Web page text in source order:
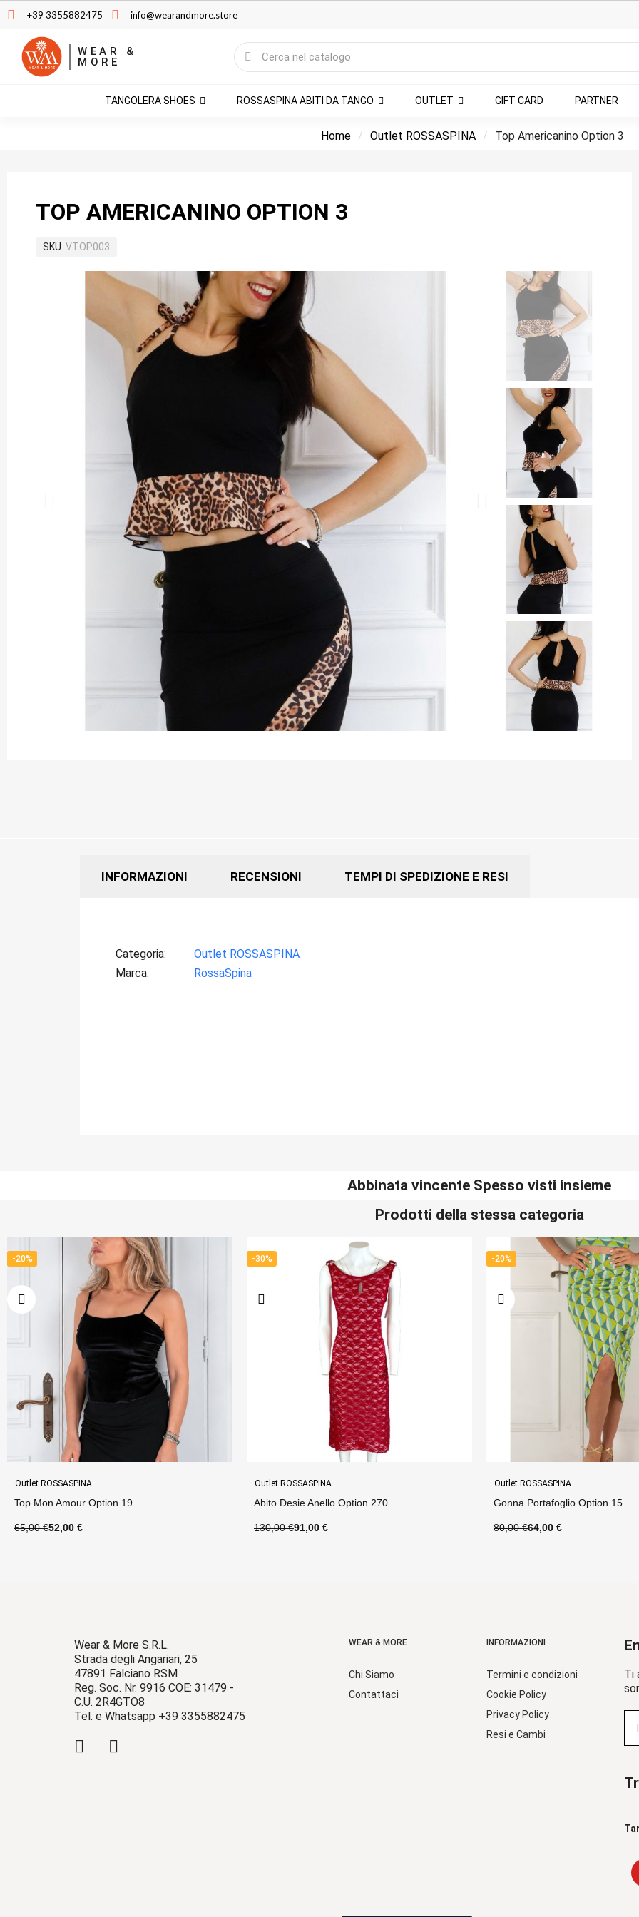
+39 3355882475 info@wearandmore.store
WEAR &
MORE
TANGOLERA SHOES ROSSASPINA ABITI DA TANGO OUTLET GIFT CARD PARTNER
Home Outlet ROSSASPINA Top Americanino Option 3
TOP AMERICANINO OPTION 3
SKU VTOP003
INFORMAZIONI RECENSIONI TEMPI DI SPEDIZIONE E RESI
Categoria
Outlet ROSSASPINA
Marca
RossaSpina
Abbinata vincente Spesso visti insieme
Prodotti della stessa categoria
-30%
Outlet ROSSASPINA
Abito Desie Anello Option 270
130,00 €91,00 €
-20%
Outlet ROSSASPINA
Gonna Portafoglio Option 15
80,00 €64,00 €
-30%
Outlet ROSSASPINA
Abito Noelia Option 20
120,00 €84,00 €
Wear & More S.R.L.
Strada degli Angariari, 25
47891 Falciano RSM
Reg. Soc. Nr. 9916 COE: 31479 -
C.U. 2R4GTO8
Tel. e Whatsapp +39 3355882475
WEAR & MORE
Chi Siamo
Contattaci
INFORMAZIONI
Termini e condizioni
Cookie Policy
Privacy Policy
Resi e Cambi
Ti